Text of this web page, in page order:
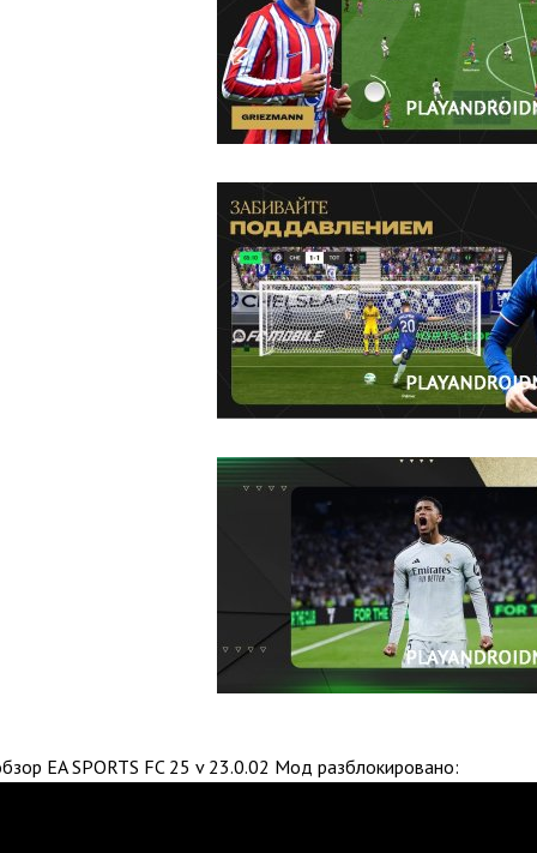
EA SPORTS FC 25 v 23.0.02 Мод разблокировано: